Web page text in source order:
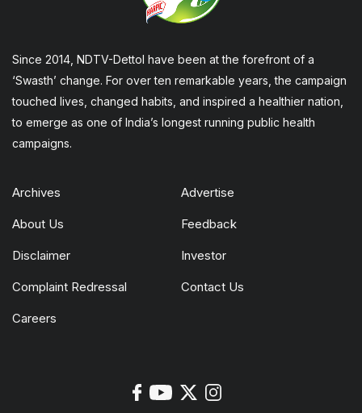
Since 2014, NDTV-Dettol have been at the forefront of a
‘Swasth’ change. For over ten remarkable years, the campaign
touched lives, changed habits, and inspired a healthier nation,
to emerge as one of India’s longest running public health
campaigns.
Archives Advertise
About Us Feedback
Disclaimer Investor
Complaint Redressal Contact Us
Careers